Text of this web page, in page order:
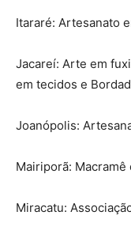
Itararé: Artesanato
Jacareí: Arte em
em tecidos e
Joanópolis:
Mairiporã:
Miracatu: